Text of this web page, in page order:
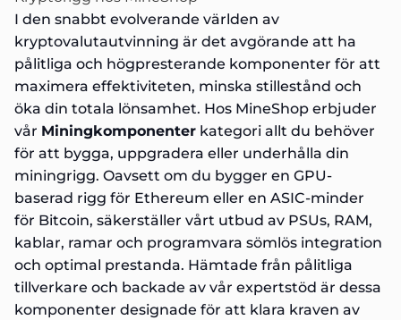
I den snabbt evolverande världen av
kryptovalutautvinning är det avgörande att ha
pålitliga och högpresterande komponenter för att
maximera effektiviteten, minska stillestånd och
öka din totala lönsamhet. Hos MineShop erbjuder
vår Miningkomponenter kategori allt du behöver
för att bygga, uppgradera eller underhålla din
miningrigg. Oavsett om du bygger en GPU-
baserad rigg för Ethereum eller en ASIC-minder
för Bitcoin, säkerställer vårt utbud av PSUs, RAM,
kablar, ramar och programvara sömlös integration
och optimal prestanda. Hämtade från pålitliga
tillverkare och backade av vår expertstöd är dessa
komponenter designade för att klara kraven av